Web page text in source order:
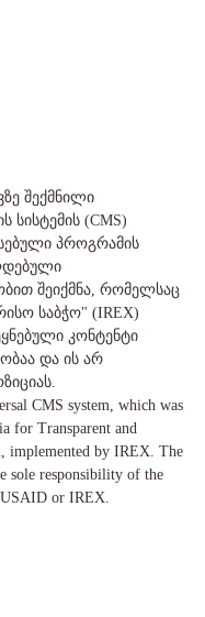
შექმნილი
სისტემის (CMS)
პროგრამის
შეიქმნა, რომელსაც
საბჭო" (IREX)
კონტენტი
და ის არ
CMS system, which was
for Transparent and
implemented by IREX. The
sole responsibility of the
USAID or IREX.